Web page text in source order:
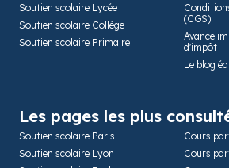
Soutien scolaire Lycée
Soutien scolaire Collège
Soutien scolaire Primaire
(CGS)
Avance
d'impôt
Le blog
Les pages les plus
Soutien scolaire Paris
Soutien scolaire Lyon
Cours
Cours